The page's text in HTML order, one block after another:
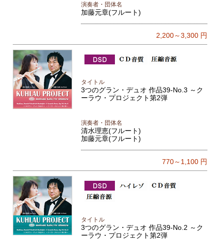
演奏者・団体名
加藤元章(フルート)
2,200～3,300円
タイトル
3つのグラン・デュオ 作品39-No.3 ～ク
ーラウ・プロジェクト第2弾
演奏者・団体名
清水理恵(フルート)
加藤元章(フルート)
770～1,100円
タイトル
3つのグラン・デュオ 作品39-No.2 ～ク
ーラウ・プロジェクト第2弾